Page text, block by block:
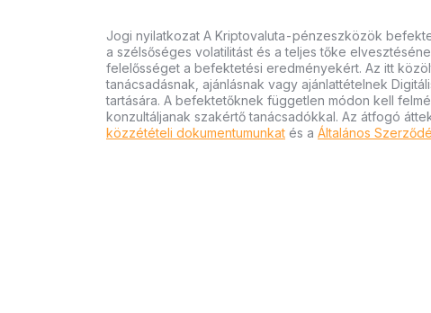
Jogi nyilatkozat A Kriptovaluta-pénzeszközök
a szélsőséges volatilitást és a teljes tőke
felelősséget a befektetési eredményekért. Az itt
tanácsadásnak, ajánlásnak vagy ajánlattételnek
tartására. A befektetőknek független módon kell
konzultáljanak szakértő tanácsadókkal. Az átfogó
közzétételi dokumentumunkat és a Általános